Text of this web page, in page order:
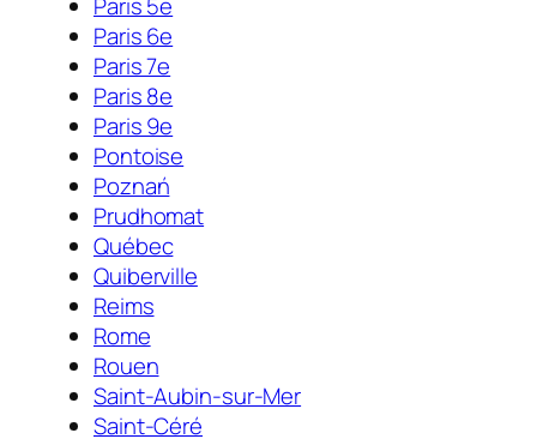
Paris 6e
Paris 7e
Paris 8e
Paris 9e
Pontoise
Poznań
Prudhomat
Québec
Quiberville
Reims
Rome
Rouen
Saint-Aubin-sur-Mer
Saint-Céré